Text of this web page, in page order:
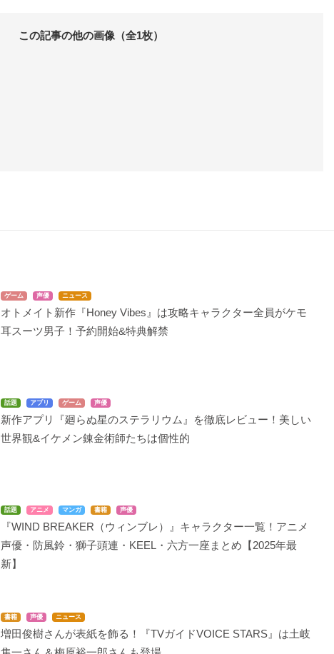
この記事の他の画像（全1枚）
ゲーム 声優 ニュース
オトメイト新作『Honey Vibes』は攻略キャラクター全員がケモ
耳スーツ男子！予約開始&特典解禁
話題 アプリ ゲーム 声優
新作アプリ『廻らぬ星のステラリウム』を徹底レビュー！美しい
世界観&イケメン錬金術師たちは個性的
話題 アニメ マンガ 書籍 声優
『WIND BREAKER（ウィンブレ）』キャラクター一覧！アニメ
声優・防風鈴・獅子頭連・KEEL・六方一座まとめ【2025年最
新】
書籍 声優 ニュース
増田俊樹さんが表紙を飾る！『TVガイドVOICE STARS』は土岐